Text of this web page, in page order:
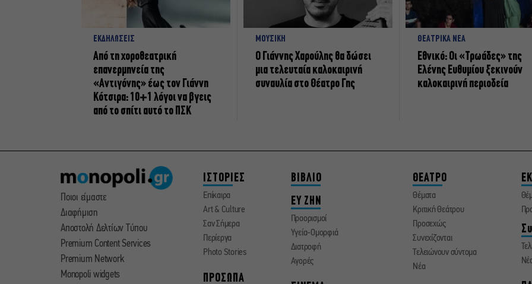
ΕΚΔΗΛΩΣΕΙΣ
Από τη χοροθεατρική
επανερμηνεία της
«Αντιγόνης» έως τον Γιάννη
Κότσιρα: 10+1 λόγοι να βγεις
από το σπίτι αυτό το ΠΣΚ
ΜΟΥΣΙΚΗ
Ο Γιάννης Χαρούλης θα δώσει
μια τελευταία καλοκαιρινή
συναυλία στο Θέατρο Γης
ΘΕΑΤΡΙΚΑ ΝΕΑ
Εθνικό: Οι «Τρωάδες» της
Ελένης Ευθυμίου ξεκινούν
καλοκαιρινή περιοδεία
Ποιοι είμαστε
Διαφήμιση
Αποστολή Δελτίων Τύπου
Premium Content Services
Premium Network
Monopoli widgets
ΙΣΤΟΡΙΕΣ
Επίκαιρα
Art & Culture
Σαν Σήμερα
Περίεργα
Photo Stories
ΠΡΟΣΩΠΑ
ΒΙΒΛΙΟ
ΕΥ ΖΗΝ
Προορισμοί
Υγεία-Ομορφιά
Διατροφή
Αγορές
ΘΕΑΤΡΟ
Θέματα
Κριτική Θεάτρου
Προσεχώς
Συνεχίζονται
Τελειώνουν σύντομα
Νέα